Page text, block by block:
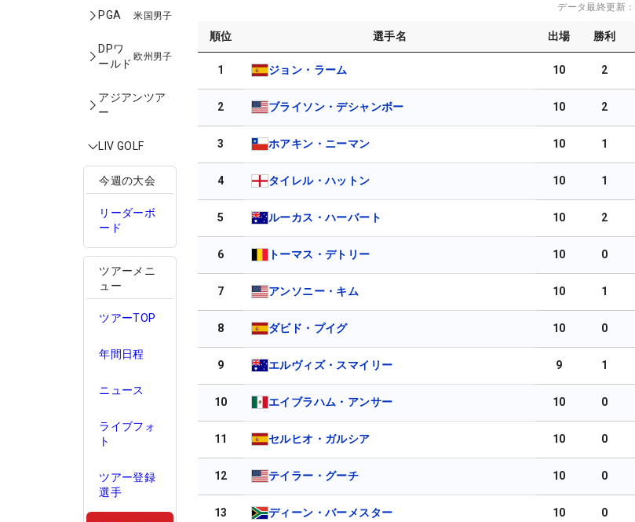
PGA 米国男子
DPワ
ールド
欧州男子
アジアンツア
ー
LIV GOLF
今週の大会
リーダーボ
ード
ツアーメニ
ュー
ツアーTOP
年間日程
ニュース
ライブフォ
ト
ツアー登録
選手
データ最終更新：
順位 選手名 出場 勝利
1 ジョン・ラーム 10 2
2 ブライソン・デシャンボー 10 2
3 ホアキン・ニーマン 10 1
4 タイレル・ハットン 10 1
5 ルーカス・ハーバート 10 2
6 トーマス・デトリー 10 0
7 アンソニー・キム 10 1
8 ダビド・プイグ 10 0
9 エルヴィズ・スマイリー 9 1
10 エイブラハム・アンサー 10 0
11 セルヒオ・ガルシア 10 0
12 テイラー・グーチ 10 0
13 ディーン・バーメスター 10 0